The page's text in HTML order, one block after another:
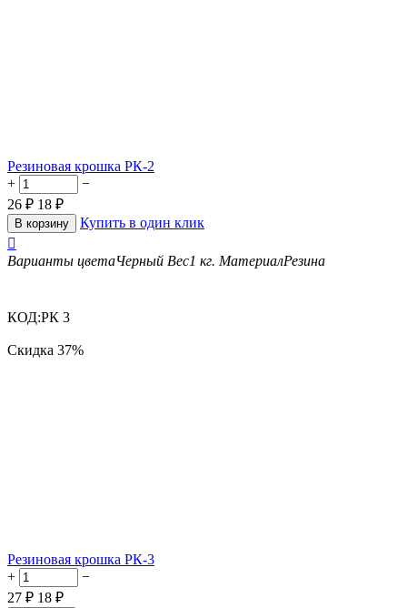
Резиновая крошка РК-2
+
−
26 ₽ 18 ₽
В корзину
Купить в один клик

Варианты цветаЧерный Вес1 кг. МатериалРезина
КОД:РК 3
Скидка 37%
Резиновая крошка РК-3
+
−
27 ₽ 18 ₽